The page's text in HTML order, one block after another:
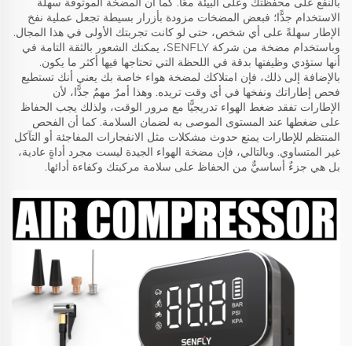
الاستخدام جدًّا؛ فبعض المضخات مزودة بأزرار بسيطة تجعل عملية نفخ
الإطار سهلةً على أي شخص، حتى لو كانت تجربتك الأولى في هذا المجال.
وباستخدام مضخة من شركة SENFLY، يمكنك الشعور بالثقة التامة في
أنها ستؤدي وظيفتها بدقة في اللحظة التي تحتاجها فيها أكثر ما يكون.
بالإضافة إلى ذلك، فإن امتلاكك لمضخة هواء خاصة بك يعني أنك تستطيع
فحص إطاراتك ونفخها في أي وقت تريده. وهذا أمرٌ مهمٌ جدًّا، لأن
الإطارات تفقد ضغط الهواء تدريجيًّا مع مرور الوقت، ولذلك يجب الحفاظ
على ضغطها عند المستوى الموصى به لضمان السلامة. كما أن الفحص
المنتظم للإطارات يمنع حدوث مشكلات مثل الانفجارات المفاجئة أو التآكل
غير المتساوي. وبالتالي، فإن مضخة الهواء الجيدة ليست مجرد أداةٍ عادية،
بل هي جزءٌ أساسيٌّ من الحفاظ على سلامة مركبتك وكفاءة أدائها.